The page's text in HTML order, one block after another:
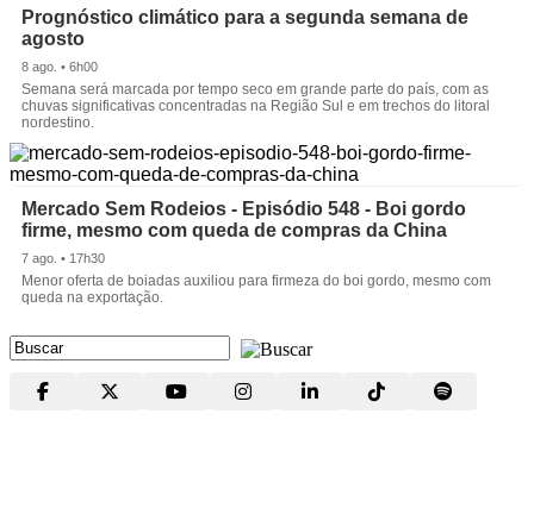
Prognóstico climático para a segunda semana de
agosto
8 ago. • 6h00
Semana será marcada por tempo seco em grande parte do país, com as
chuvas significativas concentradas na Região Sul e em trechos do litoral
nordestino.
Mercado Sem Rodeios - Episódio 548 - Boi gordo
firme, mesmo com queda de compras da China
7 ago. • 17h30
Menor oferta de boiadas auxiliou para firmeza do boi gordo, mesmo com
queda na exportação.